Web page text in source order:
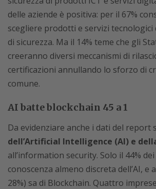
delle aziende è positiva: per il 67%
scegliere prodotti e servizi tecnologici
di sicurezza. Ma il 14% teme che gli
creeranno diversi meccanismi di
certificazioni annullando lo sforzo di
comune.
AI batte blockchain 45 a 1
Da evidenziare anche i dati del report
dell’Artificial Intelligence (AI) e
all’information security. Solo il 44% dei
conoscenza almeno discreta dell’AI, e
28%) sa di Blockchain. Quattro